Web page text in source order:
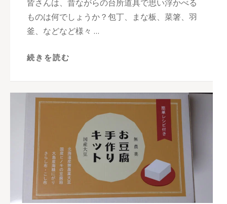
皆さんは、昔ながらの台所道具で思い浮かべる
ものは何でしょうか？包丁、まな板、菜箸、羽
釜、などなど様々 …
続きを読む